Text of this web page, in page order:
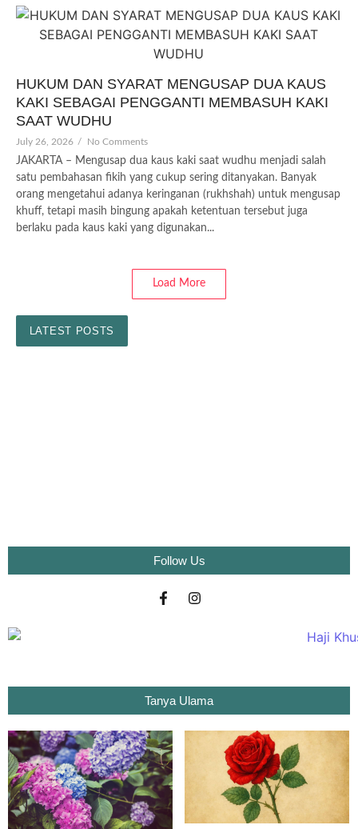
HUKUM DAN SYARAT MENGUSAP DUA KAUS
KAKI SEBAGAI PENGGANTI MEMBASUH KAKI
SAAT WUDHU
July 26, 2026 / No Comments
JAKARTA – Mengusap dua kaus kaki saat wudhu menjadi salah
satu pembahasan fikih yang cukup sering ditanyakan. Banyak
orang mengetahui adanya keringanan (rukhshah) untuk mengusap
khuff, tetapi masih bingung apakah ketentuan tersebut juga
berlaku pada kaus kaki yang digunakan...
Load More
LATEST POSTS
Follow Us
Tanya Ulama